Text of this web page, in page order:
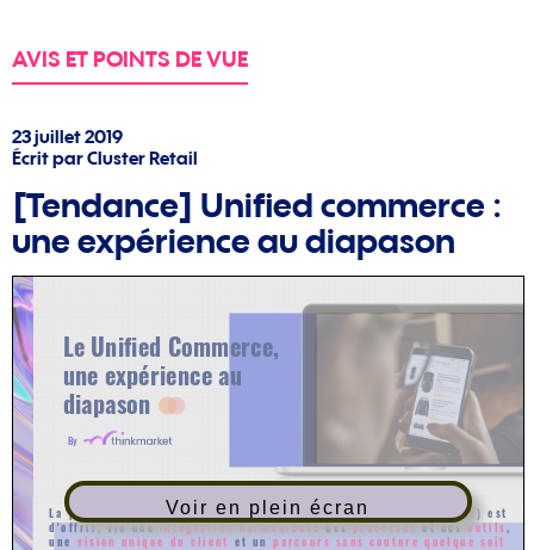
AVIS ET POINTS DE VUE
23 juillet 2019
Écrit par Cluster Retail
[Tendance] Unified commerce :
une expérience au diapason
Voir en plein écran